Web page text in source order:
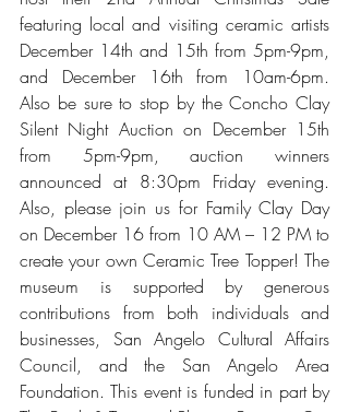
featuring local and visiting ceramic artists
December 14th and 15th from 5pm-9pm,
and December 16th from 10am-6pm.
Also be sure to stop by the Concho Clay
Silent Night Auction on December 15th
from 5pm-9pm, auction winners
announced at 8:30pm Friday evening.
Also, please join us for Family Clay Day
on December 16 from 10 AM – 12 PM to
create your own Ceramic Tree Topper! The
museum is supported by generous
contributions from both individuals and
businesses, San Angelo Cultural Affairs
Council, and the San Angelo Area
Foundation. This event is funded in part by